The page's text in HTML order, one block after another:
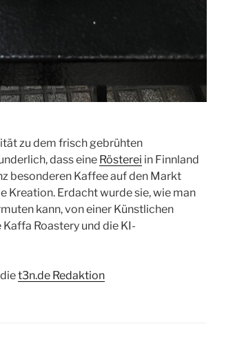
zu dem frisch gebrühten
dass eine Rösterei in Finnland
besonderen Kaffee auf den Markt
Kreation. Erdacht wurde sie, wie man
kann, von einer Künstlichen
Roastery und die KI-
t3n.de Redaktion